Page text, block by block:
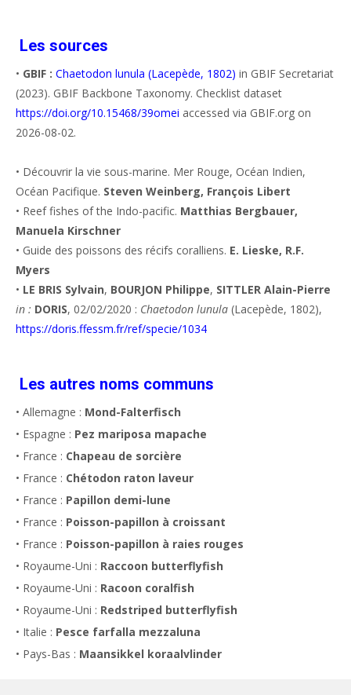
Les sources
• GBIF : Chaetodon lunula (Lacepède, 1802) in GBIF Secretariat
(2023). GBIF Backbone Taxonomy. Checklist dataset
https://doi.org/10.15468/39omei accessed via GBIF.org on
2026-08-02.
• Découvrir la vie sous-marine. Mer Rouge, Océan Indien,
Océan Pacifique. Steven Weinberg, François Libert
• Reef fishes of the Indo-pacific. Matthias Bergbauer,
Manuela Kirschner
• Guide des poissons des récifs coralliens. E. Lieske, R.F.
Myers
• LE BRIS Sylvain, BOURJON Philippe, SITTLER Alain-Pierre
in : DORIS, 02/02/2020 : Chaetodon lunula (Lacepède, 1802),
https://doris.ffessm.fr/ref/specie/1034
Les autres noms communs
• Allemagne : Mond-Falterfisch
• Espagne : Pez mariposa mapache
• France : Chapeau de sorcière
• France : Chétodon raton laveur
• France : Papillon demi-lune
• France : Poisson-papillon à croissant
• France : Poisson-papillon à raies rouges
• Royaume-Uni : Raccoon butterflyfish
• Royaume-Uni : Racoon coralfish
• Royaume-Uni : Redstriped butterflyfish
• Italie : Pesce farfalla mezzaluna
• Pays-Bas : Maansikkel koraalvlinder